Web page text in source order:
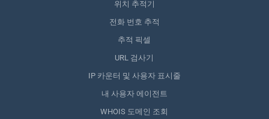
위치 추적기
전화 번호 추적
추적 픽셀
URL 검사기
IP 카운터 및 사용자 표시줄
내 사용자 에이전트
WHOIS 도메인 조회